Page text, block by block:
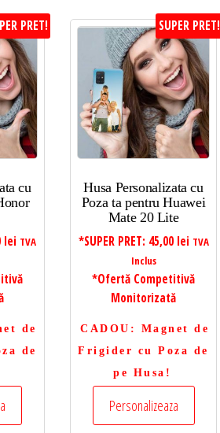
PRET!
cu
lei TVA
de
de
SUPER PRET!
Husa Personalizata cu
Poza ta pentru Huawei
Mate 20 Lite
*SUPER PRET: 45,00 lei TVA
Inclus
*Ofertă Competitivă
Monitorizată
CADOU : Magnet de
Frigider cu Poza de
pe Husa!
Personalizeaza